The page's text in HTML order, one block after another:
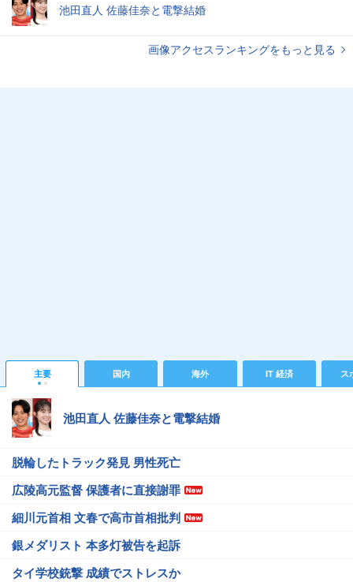
池田直人 佐藤佳奈と電撃結婚
画像アクセスランキングをもっと見る
主要 国内 海外 IT 経済 ス
池田直人 佐藤佳奈と電撃結婚
脱輪したトラック発見 男性死亡
広陵高元監督 保護者に直接謝罪
細川元首相 文春で高市首相批判
銀メダリスト 本多灯被告を起訴
タイ学校銃撃 成績でストレスか